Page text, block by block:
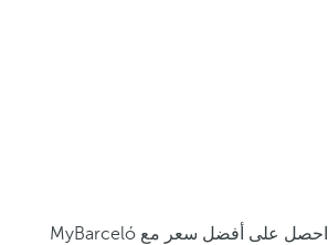
احصل على أفضل سعر مع MyBarceló